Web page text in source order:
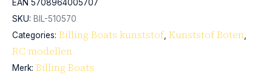
EAN 5708964005707
SKU: BIL-510570
Categories: Billing Boats kunststof, Kunststof Boten,
RC modellen
Merk: Billing Boats